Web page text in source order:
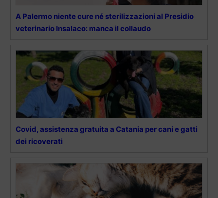
A Palermo niente cure né sterilizzazioni al Presidio
veterinario Insalaco: manca il collaudo
Covid, assistenza gratuita a Catania per cani e gatti
dei ricoverati